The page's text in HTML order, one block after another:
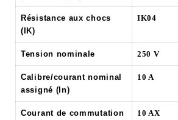
Résistance aux chocs
(IK)
IK04
Tension nominale 250 V
Calibre/courant nominal
assigné (In)
10 A
Courant de commutation
10 AX